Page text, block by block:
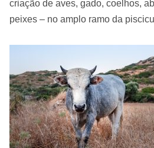
criação de aves, gado, coelhos,
peixes – no amplo ramo da